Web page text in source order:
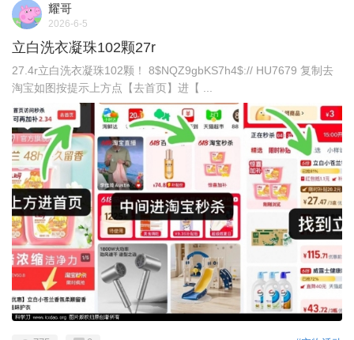
耀哥
2026-6-5
立白洗衣凝珠102颗27r
27.4r立白洗衣凝珠102颗！ 8$NQZ9gbKS7h4$:// HU7679 复制去
淘宝如图按提示上方点【去首页】进【 ...